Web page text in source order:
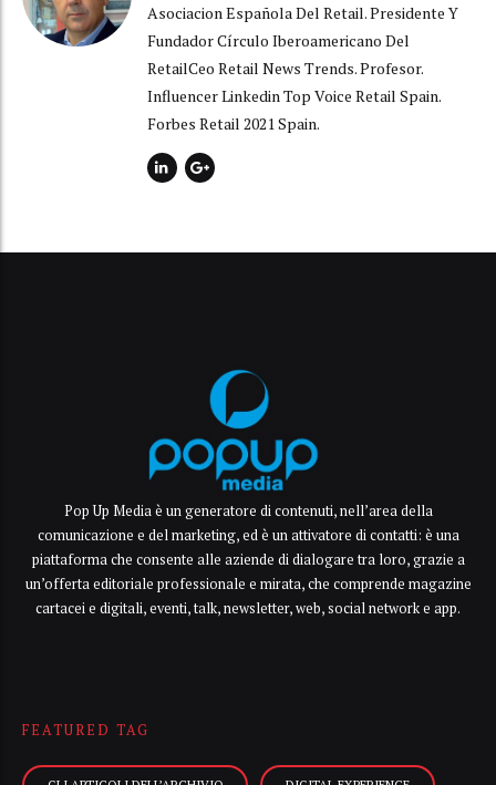
Asociacion Española Del Retail. Presidente Y
Fundador Círculo Iberoamericano Del
RetailCeo Retail News Trends. Profesor.
Influencer Linkedin Top Voice Retail Spain.
Forbes Retail 2021 Spain.
Pop Up Media è un generatore di contenuti, nell’area della
comunicazione e del marketing, ed è un attivatore di contatti: è una
piattaforma che consente alle aziende di dialogare tra loro, grazie a
un’offerta editoriale professionale e mirata, che comprende magazine
cartacei e digitali, eventi, talk, newsletter, web, social network e app.
FEATURED TAG